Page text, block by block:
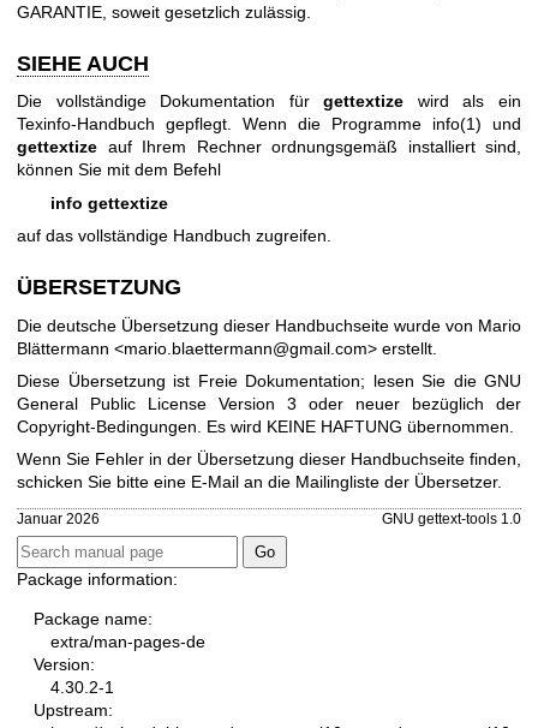
GARANTIE, soweit gesetzlich zulässig.
SIEHE AUCH
Die vollständige Dokumentation fürgettextize wird als ein
Texinfo-Handbuch gepflegt. Wenn die Programme info(1) und
gettextize auf Ihrem Rechner ordnungsgemäß installiert sind,
können Sie mit dem Befehl
info gettextize
auf das vollständige Handbuch zugreifen.
ÜBERSETZUNG
Die deutsche Übersetzung dieser Handbuchseite wurde von Mario
Blättermann <mario.blaettermann@gmail.com> erstellt.
Diese Übersetzung ist Freie Dokumentation; lesen Sie die GNU
General Public License Version 3 oder neuer bezüglich der
Copyright-Bedingungen. Es wird KEINE HAFTUNG übernommen.
Wenn Sie Fehler in der Übersetzung dieser Handbuchseite finden,
schicken Sie bitte eine E-Mail an die Mailingliste der Übersetzer.
Januar 2026 GNU gettext-tools 1.0
Package information:
Package name:
extra/man-pages-de
Version:
4.30.2-1
Upstream: